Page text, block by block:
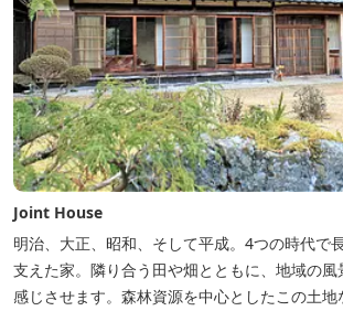
Joint House
明治、大正、昭和、そして平成。4つの時代で
支えた家。隣り合う田や畑とともに、地域の
感じさせます。森林資源を中心としたこの土地